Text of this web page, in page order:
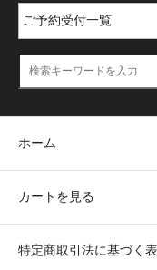
ホーム
カートを見る
特定商取引法に基づく